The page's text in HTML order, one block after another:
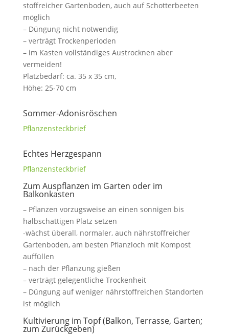
stoffreicher Gartenboden, auch auf Schotterbeeten
möglich
– Düngung nicht notwendig
– verträgt Trockenperioden
– im Kasten vollständiges Austrocknen aber
vermeiden!
Platzbedarf: ca. 35 x 35 cm,
Höhe: 25-70 cm
Sommer-Adonisröschen
Pflanzensteckbrief
Echtes Herzgespann
Pflanzensteckbrief
Zum Auspflanzen im Garten oder im
Balkonkasten
– Pflanzen vorzugsweise an einen sonnigen bis
halbschattigen Platz setzen
-wächst überall, normaler, auch nährstoffreicher
Gartenboden, am besten Pflanzloch mit Kompost
auffüllen
– nach der Pflanzung gießen
– verträgt gelegentliche Trockenheit
– Düngung auf weniger nährstoffreichen Standorten
ist möglich
Kultivierung im Topf (Balkon, Terrasse, Garten;
zum Zurückgeben)